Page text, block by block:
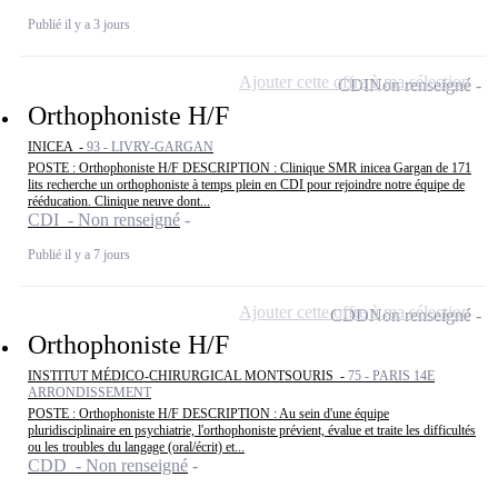
Publié il y a 3 jours
Orthophoniste H/F
INICEA - 93 - LIVRY-GARGAN
POSTE : Orthophoniste H/F DESCRIPTION : Clinique SMR inicea Gargan de 171
lits recherche un orthophoniste à temps plein en CDI pour rejoindre notre équipe de
rééducation. Clinique neuve dont...
CDI - Non renseigné
Publié il y a 7 jours
CDINon renseigné
Ajouter cette offre à ma sélection
Orthophoniste H/F
INSTITUT MÉDICO-CHIRURGICAL MONTSOURIS - 75 - PARIS 14E
ARRONDISSEMENT
POSTE : Orthophoniste H/F DESCRIPTION : Au sein d'une équipe
pluridisciplinaire en psychiatrie, l'orthophoniste prévient, évalue et traite les difficultés
ou les troubles du langage (oral/écrit) et...
CDD - Non renseigné
CDDNon renseigné
Ajouter cette offre à ma sélection